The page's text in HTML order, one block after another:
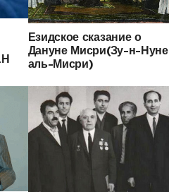
Езидское сказание о
Дануне Мисри(Зу-н-Нуне
аль-Мисри)